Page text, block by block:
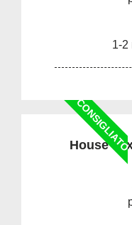
1-2
CONSIGLIATO
House